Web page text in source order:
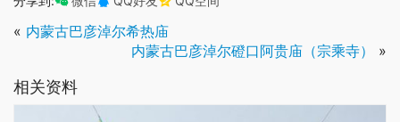
« 内蒙古巴彦淖尔希热庙
内蒙古巴彦淖尔磴口阿贵庙（宗乘寺）
»
相关资料